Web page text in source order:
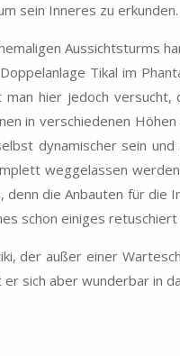
sein Inneres zu erkunden.
Aussichtsturms
Tikal im
man hier jedoch
in verschiedenen
dynamischer sein
weggelassen
die Anbauten für die
schon einiges
der außer einer
sich aber wunderbar in